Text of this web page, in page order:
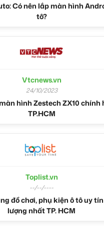
Có nên lắp màn hình
tô?
Vtcnews.vn
24/10/2023
hình Zestech ZX10 chính
TP.HCM
Toplist.vn
--/--/----
đồ chơi, phụ kiện ô tô uy
lượng nhất TP. HCM